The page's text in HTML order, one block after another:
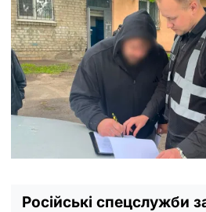
Російські спецслужби